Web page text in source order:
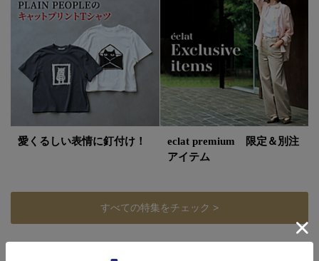
愛くるしい表情に釘付け！
eclat premium 限定＆別注
アイテム
すべての特集をチェック >